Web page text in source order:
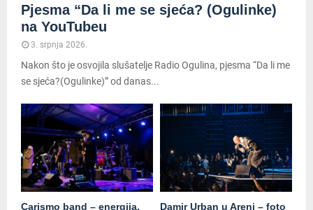
Pjesma “Da li me se sjeća? (Ogulinke)
na YouTubeu
3. srpnja 2026.
Nakon što je osvojila slušatelje Radio Ogulina, pjesma “Da li me
se sjeća?(Ogulinke)” od danas...
Carismo band – energija,
Damir Urban u Areni – foto